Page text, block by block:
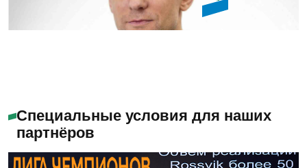
Помогу с выбором
Специальные условия для наших
партнёров